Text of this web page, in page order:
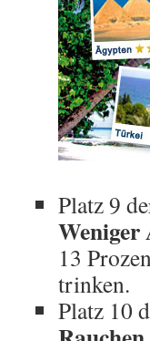
Platz 9
13
trinken.
Platz 10